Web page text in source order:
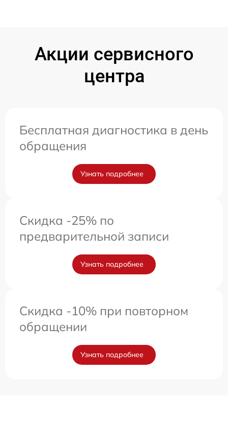
Акции сервисного
центра
Бесплатная диагностика в день
обращения
Узнать подробнее
Скидка -25% по
предварительной записи
Узнать подробнее
Скидка -10% при повторном
обращении
Узнать подробнее